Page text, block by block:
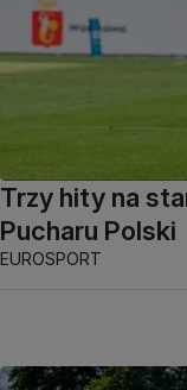
Trzy hity na
Pucharu Polski
EUROSPORT